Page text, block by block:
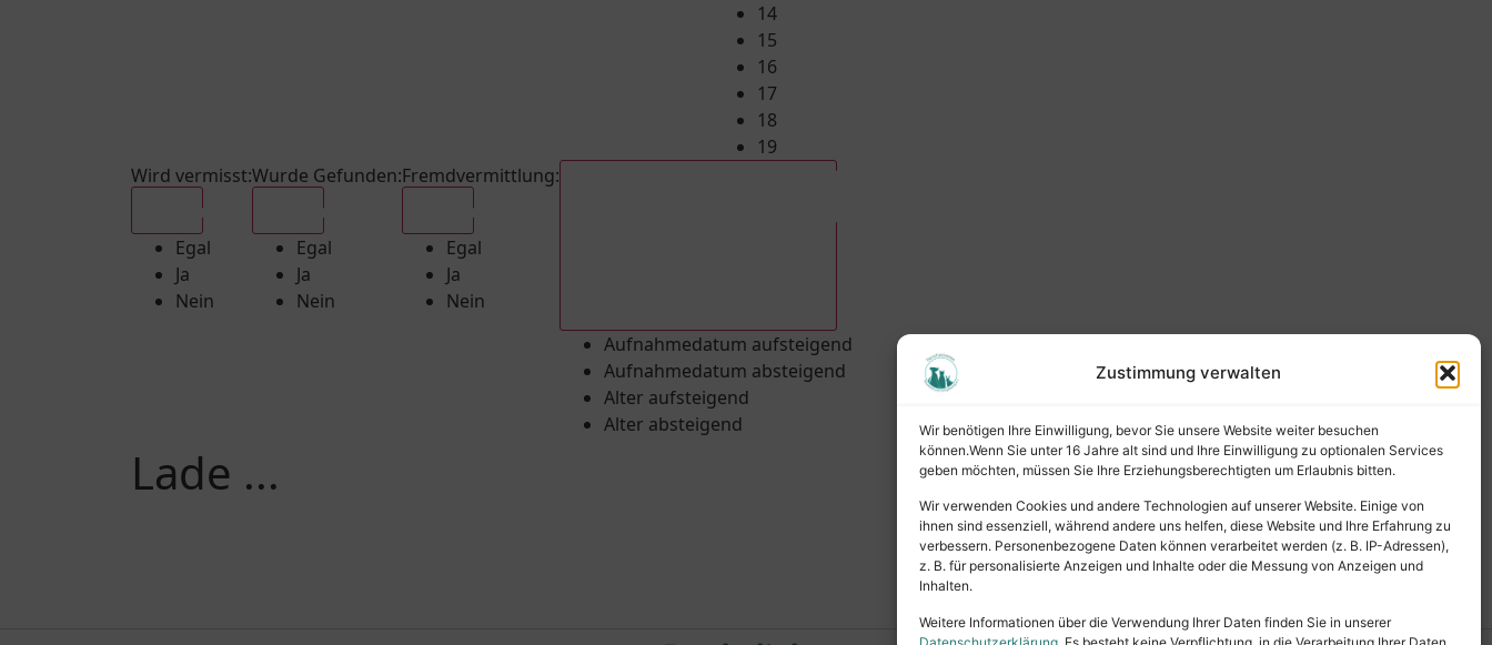
Zustimmung verwalten
Wir benötigen Ihre Einwilligung, bevor Sie unsere Website weiter besuchen
können.Wenn Sie unter 16 Jahre alt sind und Ihre Einwilligung zu optionalen Services
geben möchten, müssen Sie Ihre Erziehungsberechtigten um Erlaubnis bitten.
Wir verwenden Cookies und andere Technologien auf unserer Website. Einige von
ihnen sind essenziell, während andere uns helfen, diese Website und Ihre Erfahrung zu
verbessern. Personenbezogene Daten können verarbeitet werden (z. B. IP-Adressen),
z. B. für personalisierte Anzeigen und Inhalte oder die Messung von Anzeigen und
Inhalten.
Weitere Informationen über die Verwendung Ihrer Daten finden Sie in unserer
14
15
16
17
18
19
Wird vermisst:
Egal
Ja
Nein
Wurde Gefunden:
Egal
Ja
Nein
Fremdvermittlung:
Egal
Ja
Nein
Aufnahmedatum aufsteigend
Aufnahmedatum absteigend
Alter aufsteigend
Alter absteigend
Lade ...